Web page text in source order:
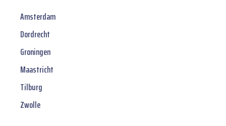
Amsterdam
Dordrecht
Groningen
Maastricht
Tilburg
Zwolle